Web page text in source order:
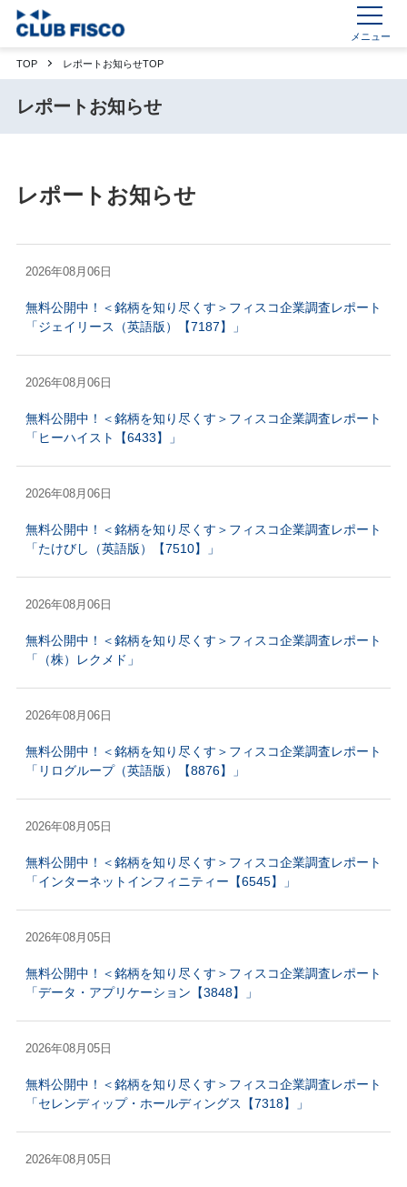
メニュー
TOP レポートお知らせTOP
レポートお知らせ
レポートお知らせ
2026年08月06日
無料公開中！＜銘柄を知り尽くす＞フィスコ企業調査レポート
「ジェイリース（英語版）【7187】」
2026年08月06日
無料公開中！＜銘柄を知り尽くす＞フィスコ企業調査レポート
「ヒーハイスト【6433】」
2026年08月06日
無料公開中！＜銘柄を知り尽くす＞フィスコ企業調査レポート
「たけびし（英語版）【7510】」
2026年08月06日
無料公開中！＜銘柄を知り尽くす＞フィスコ企業調査レポート
「（株）レクメド」
2026年08月06日
無料公開中！＜銘柄を知り尽くす＞フィスコ企業調査レポート
「リログループ（英語版）【8876】」
2026年08月05日
無料公開中！＜銘柄を知り尽くす＞フィスコ企業調査レポート
「インターネットインフィニティー【6545】」
2026年08月05日
無料公開中！＜銘柄を知り尽くす＞フィスコ企業調査レポート
「データ・アプリケーション【3848】」
2026年08月05日
無料公開中！＜銘柄を知り尽くす＞フィスコ企業調査レポート
「セレンディップ・ホールディングス【7318】」
2026年08月05日